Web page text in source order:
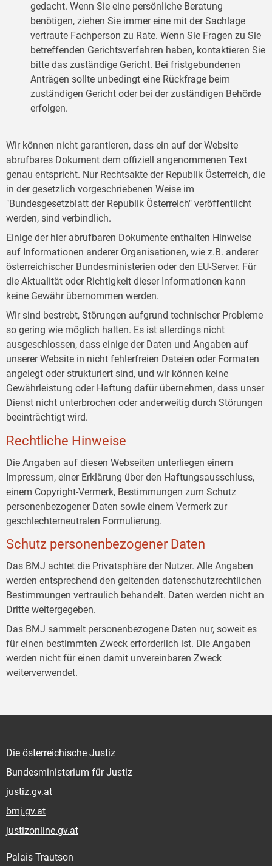
gedacht. Wenn Sie eine persönliche Beratung
benötigen, ziehen Sie immer eine mit der Sachlage
vertraute Fachperson zu Rate. Wenn Sie Fragen zu Sie
betreffenden Gerichtsverfahren haben, kontaktieren Sie
bitte das zuständige Gericht. Bei fristgebundenen
Anträgen sollte unbedingt eine Rückfrage beim
zuständigen Gericht oder bei der zuständigen Behörde
erfolgen.
Wir können nicht garantieren, dass ein auf der Website
abrufbares Dokument dem offiziell angenommenen Text
genau entspricht. Nur Rechtsakte der Republik Österreich, die
in der gesetzlich vorgeschriebenen Weise im
"Bundesgesetzblatt der Republik Österreich" veröffentlicht
werden, sind verbindlich.
Einige der hier abrufbaren Dokumente enthalten Hinweise
auf Informationen anderer Organisationen, wie z.B. anderer
österreichischer Bundesministerien oder den EU-Server. Für
die Aktualität oder Richtigkeit dieser Informationen kann
keine Gewähr übernommen werden.
Wir sind bestrebt, Störungen aufgrund technischer Probleme
so gering wie möglich halten. Es ist allerdings nicht
ausgeschlossen, dass einige der Daten und Angaben auf
unserer Website in nicht fehlerfreien Dateien oder Formaten
angelegt oder strukturiert sind, und wir können keine
Gewährleistung oder Haftung dafür übernehmen, dass unser
Dienst nicht unterbrochen oder anderweitig durch Störungen
beeinträchtigt wird.
Rechtliche Hinweise
Die Angaben auf diesen Webseiten unterliegen einem
Impressum, einer Erklärung über den Haftungsausschluss,
einem Copyright-Vermerk, Bestimmungen zum Schutz
personenbezogener Daten sowie einem Vermerk zur
geschlechterneutralen Formulierung.
Schutz personenbezogener Daten
Das BMJ achtet die Privatsphäre der Nutzer. Alle Angaben
werden entsprechend den geltenden datenschutzrechtlichen
Bestimmungen vertraulich behandelt. Daten werden nicht an
Dritte weitergegeben.
Das BMJ sammelt personenbezogene Daten nur, soweit es
für einen bestimmten Zweck erforderlich ist. Die Angaben
werden nicht für einen damit unvereinbaren Zweck
weiterverwendet.
Die österreichische Justiz
Bundesministerium für Justiz
justiz.gv.at
bmj.gv.at
justizonline.gv.at
Palais Trautson